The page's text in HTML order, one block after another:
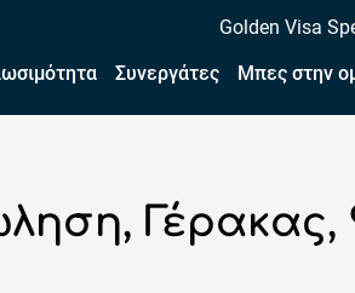
Golden Visa
Συνεργάτες Μπες στην
Γέρακας,